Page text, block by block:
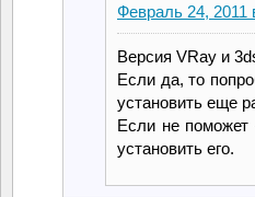
Февраль 24, 2011
Версия VRay и
Если да, то
установить еще
Если не
установить его.